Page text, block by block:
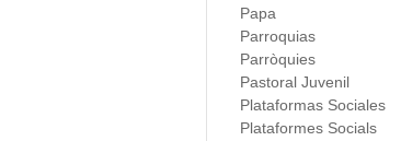
Papa
Parroquias
Parròquies
Pastoral Juvenil
Plataformas Sociales
Plataformes Socials